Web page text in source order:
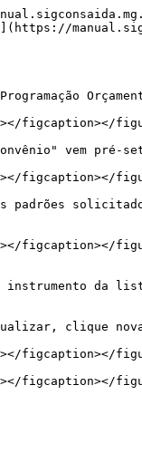
figcaption></
vem pré-
figcaption></
figcaption></
instrumento da
clique
figcaption></